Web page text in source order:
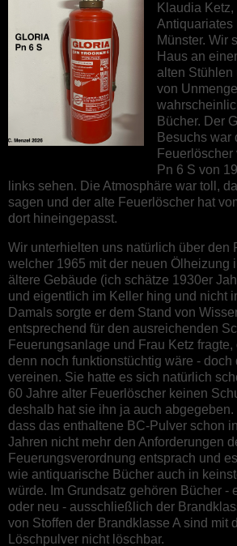
Klaudia
Antiquariates
Münster. Wir
Haus an
alten Stühlen
von
Bücher. Der
Besuchs war
Feuerlöscher
Pn 6 S von
links sehen. Die Atmosphäre war toll,
sagen und der alte Feuerlöscher hat
dort hineingepasst.
Wir unterhielten uns natürlich über den
welcher 1965 mit der neuen Ölheizung
ältere Gebäude (ich schätze 1930er
und eigentlich im Keller hing und nicht
Damals sorgte er dem Stand von
entsprechend für den ausreichenden
Feuerungsanlage und Frau Ketz
denn noch funktionstüchtig wäre - doch
vereinen. Sie hatte es sich natürlich
60 Jahre alter Feuerlöscher keinen
deshalb hat sie ihn ja auch abgegeben.
dass das enthaltene BC-Pulver schon
Jahren nicht mehr den Anforderungen
Feuerungsverordnung entsprach und
wie antiquarische Bücher auch in
würde. Im Grundsatz gehören Bücher -
oder neu - ausschließlich der
von Stoffen der Brandklasse A sind mit
Löschpulver nicht löschbar.